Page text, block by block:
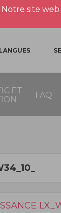
site
LANGUES
ET
FAQ